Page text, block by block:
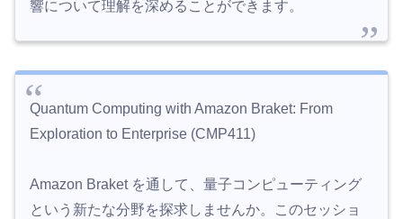
響について理解を深めることができます。
Quantum Computing with Amazon Braket: From
Exploration to Enterprise (CMP411)
Amazon Braket を通して、量子コンピューティング
という新たな分野を探求しませんか。このセッショ